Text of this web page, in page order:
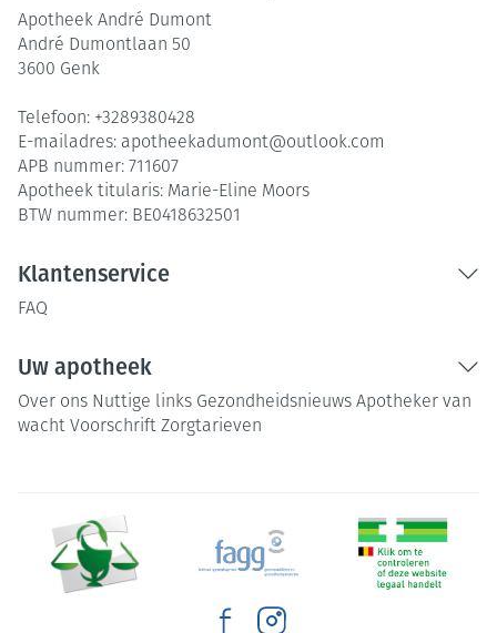
Apotheek André Dumont
André Dumontlaan 50
3600 Genk
Telefoon: +3289380428
E-mailadres: apotheekadumont@outlook.com
APB nummer: 711607
Apotheek titularis: Marie-Eline Moors
BTW nummer: BE0418632501
Klantenservice
FAQ
Uw apotheek
Over ons Nuttige links Gezondheidsnieuws Apotheker van
wacht Voorschrift Zorgtarieven